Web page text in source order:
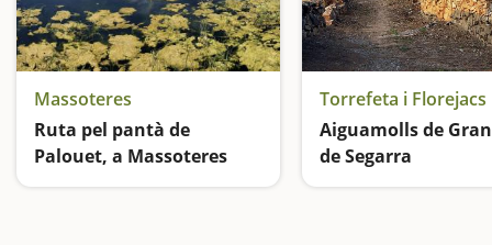
Massoteres
Ruta pel pantà de
Palouet, a Massoteres
Torrefeta i Florejacs
Aiguamolls de
de Segarra